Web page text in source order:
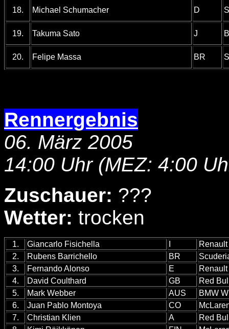
18. Michael Schumacher D
19. Takuma Sato J
20. Felipe Massa BR
Rennergebnis
06. März 2005
14:00 Uhr (MEZ: 4:00
Zuschauer: ???
Wetter: trocken
1. Giancarlo Fisichella
2.
Rubens Barrichello BR
3.
Fernando Alonso E
4.
David Coulthard GB
Red
5.
Mark Webber AUS
BMW
6.
Juan Pablo Montoya CO
7.
Christian Klien A
Red